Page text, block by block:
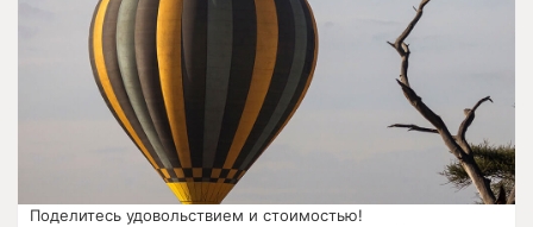
Поделитесь удовольствием и стоимостью!